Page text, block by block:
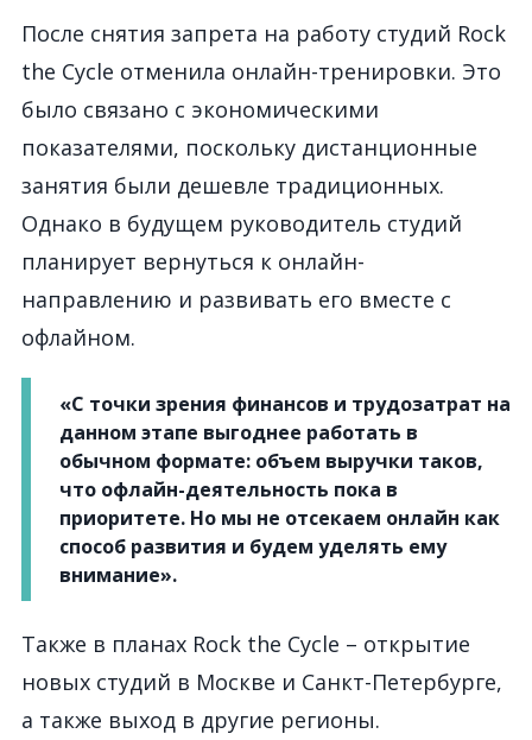
После снятия запрета на работу студий Rock
the Cycle отменила онлайн-тренировки. Это
было связано с экономическими
показателями, поскольку дистанционные
занятия были дешевле традиционных.
Однако в будущем руководитель студий
планирует вернуться к онлайн-
направлению и развивать его вместе с
офлайном.
«С точки зрения финансов и трудозатрат на
данном этапе выгоднее работать в
обычном формате: объем выручки таков,
что офлайн-деятельность пока в
приоритете. Но мы не отсекаем онлайн как
способ развития и будем уделять ему
внимание».
Также в планах Rock the Cycle – открытие
новых студий в Москве и Санкт-Петербурге,
а также выход в другие регионы.